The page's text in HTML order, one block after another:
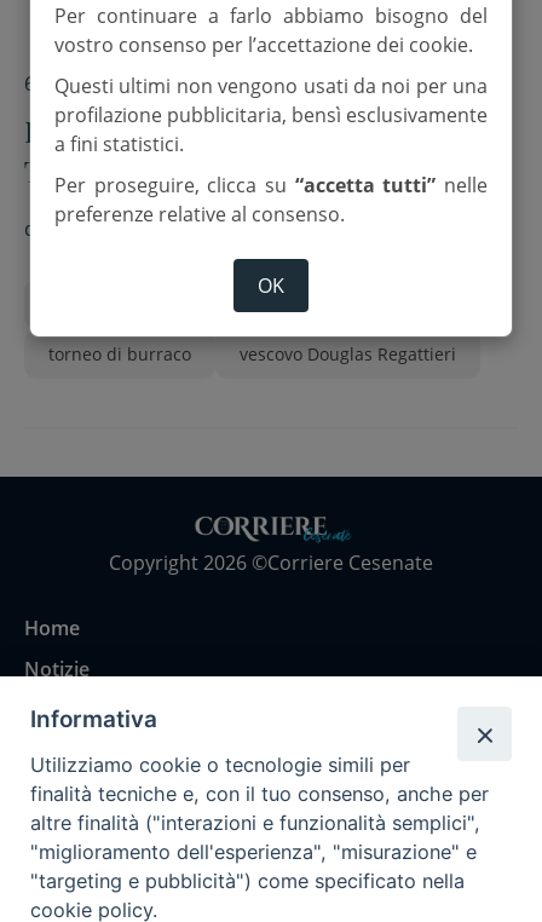
6 Agosto 2025
La festa parrocchiale a Bulgarnò.
Torna il torneo di burraco
di Red.
parrocchia di bulgarnò ponti di solidarietà
torneo di burraco vescovo Douglas Regattieri
Copyright 2026 ©Corriere Cesenate
Home
Notizie
Rubriche
Chi siamo
Come abbonarsi
Contatti
Per continuare a farlo abbiamo bisogno del
vostro consenso per l’accettazione dei cookie.
Questi ultimi non vengono usati da noi per una
profilazione pubblicitaria, bensì esclusivamente
a fini statistici.
Per proseguire, clicca su “accetta tutti” nelle
preferenze relative al consenso.
OK
Informativa
Utilizziamo cookie o tecnologie simili per
finalità tecniche e, con il tuo consenso, anche per
altre finalità ("interazioni e funzionalità semplici",
"miglioramento dell'esperienza", "misurazione" e
"targeting e pubblicità") come specificato nella
cookie policy.